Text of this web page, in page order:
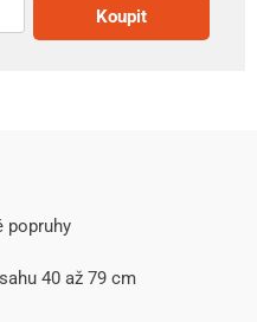
Koupit
popruhy
40 až 79 cm